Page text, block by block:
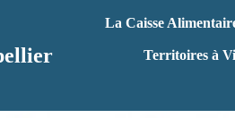
La Caisse
Territoires à